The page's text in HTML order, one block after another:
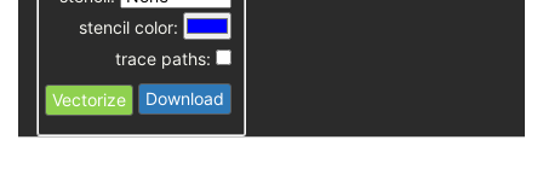
stencil color:
trace paths:
Vectorize
Download